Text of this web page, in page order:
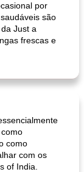
por
​​são
Just a
frescas e
como
com os
of India.